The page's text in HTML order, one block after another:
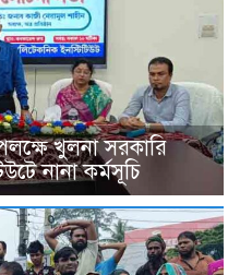
খুলনা সরকারি
নানা কর্মসূচি